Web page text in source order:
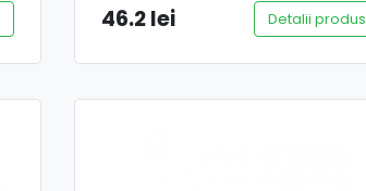
46.2 lei Detalii produs